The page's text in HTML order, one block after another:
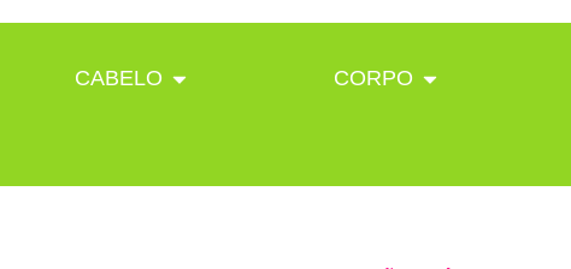
CABELO CORPO